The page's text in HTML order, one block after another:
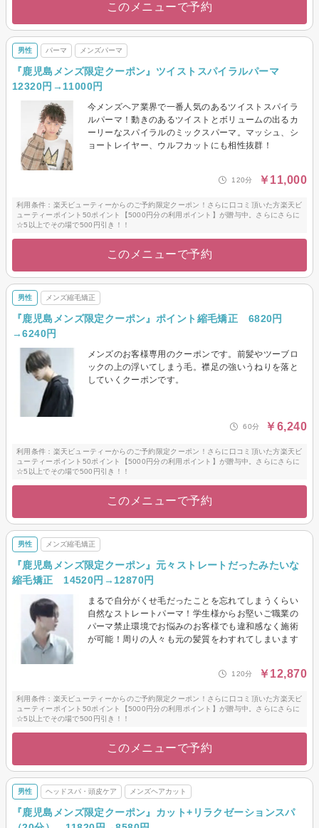
このメニューで予約
男性 パーマ メンズパーマ
『鹿児島メンズ限定クーポン』ツイストスパイラルパーマ
12320円→11000円
今メンズヘア業界で一番人気のあるツイストスパイラ
ルパーマ！動きのあるツイストとボリュームの出るカ
ーリーなスパイラルのミックスパーマ。マッシュ、シ
ョートレイヤー、ウルフカットにも相性抜群！
120分 ￥11,000
利用条件：楽天ビューティーからのご予約限定クーポン！さらに口コミ頂いた方楽天ビ
ューティーポイント50ポイント【5000円分の利用ポイント】が贈与中。さらにさらに
☆5以上でその場で500円引き！！
このメニューで予約
男性 メンズ縮毛矯正
『鹿児島メンズ限定クーポン』ポイント縮毛矯正 6820円
→6240円
メンズのお客様専用のクーポンです。前髪やツーブロ
ックの上の浮いてしまう毛。襟足の強いうねりを落と
していくクーポンです。
60分 ￥6,240
利用条件：楽天ビューティーからのご予約限定クーポン！さらに口コミ頂いた方楽天ビ
ューティーポイント50ポイント【5000円分の利用ポイント】が贈与中。さらにさらに
☆5以上でその場で500円引き！！
このメニューで予約
男性 メンズ縮毛矯正
『鹿児島メンズ限定クーポン』元々ストレートだったみたいな
縮毛矯正 14520円→12870円
まるで自分がくせ毛だったことを忘れてしまうくらい
自然なストレートパーマ！学生様からお堅いご職業の
パーマ禁止環境でお悩みのお客様でも違和感なく施術
が可能！周りの人々も元の髪質をわすれてしまいます
120分 ￥12,870
利用条件：楽天ビューティーからのご予約限定クーポン！さらに口コミ頂いた方楽天ビ
ューティーポイント50ポイント【5000円分の利用ポイント】が贈与中。さらにさらに
☆5以上でその場で500円引き！！
このメニューで予約
男性 ヘッドスパ・頭皮ケア メンズヘアカット
『鹿児島メンズ限定クーポン』カット+リラクゼーションスパ